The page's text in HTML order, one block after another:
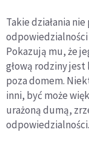
Takie działania
Pokazują mu, że
głową rodziny
poza domem.
inni, być może
urażoną dumą,